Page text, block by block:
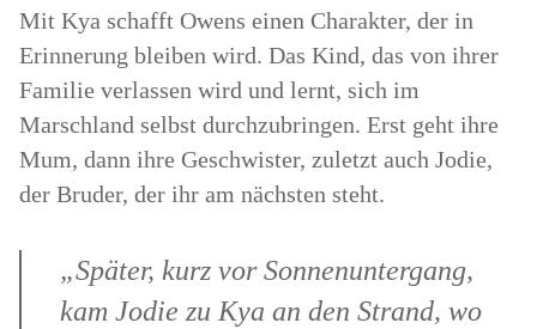
Mit Kya schafft Owens einen Charakter, der in
Erinnerung bleiben wird. Das Kind, das von ihrer
Familie verlassen wird und lernt, sich im
Marschland selbst durchzubringen. Erst geht ihre
Mum, dann ihre Geschwister, zuletzt auch Jodie,
der Bruder, der ihr am nächsten steht.
„Später, kurz vor Sonnenuntergang,
kam Jodie zu Kya an den Strand, wo